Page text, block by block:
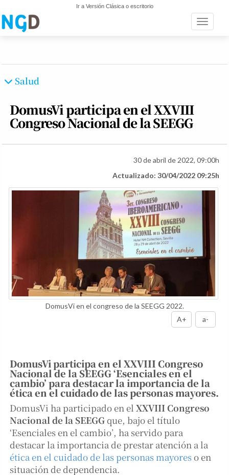
Ir a Versión Clásica o escritorio
Toggle
Salud
DomusVi participa en el XXVIII
Congreso Nacional de la SEEGG
30 de abril de 2022, 09:00h
Actualizado: 30/04/2022 09:25h
DomusVi en el congreso de la SEEGG 2022.
A+
a-
DomusVi participa en el XXVIII Congreso
Nacional de la SEEGG ‘Esenciales en el
cambio’ para destacar la importancia de la
ética en el cuidado de las personas mayores.
DomusVi ha participado en el XXVIII Congreso
Nacional de la SEEGGque, bajo el título
‘Esenciales en el cambio’, ha servido para
destacar la importancia de prestar atención a la
ética en el cuidado de las personas mayoreso en
situación de dependencia.